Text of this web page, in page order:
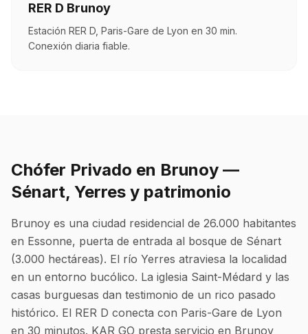
RER D Brunoy
Estación RER D, Paris-Gare de Lyon en 30 min.
Conexión diaria fiable.
Chófer Privado en Brunoy —
Sénart, Yerres y patrimonio
Brunoy es una ciudad residencial de 26.000 habitantes
en Essonne, puerta de entrada al bosque de Sénart
(3.000 hectáreas). El río Yerres atraviesa la localidad
en un entorno bucólico. La iglesia Saint-Médard y las
casas burguesas dan testimonio de un rico pasado
histórico. El RER D conecta con Paris-Gare de Lyon
en 30 minutos. KAR GO presta servicio en Brunoy